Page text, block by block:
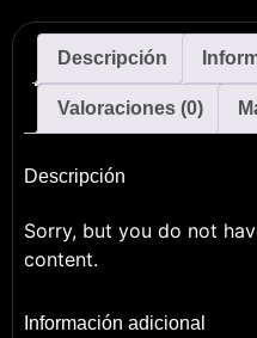
Descripción
Valoraciones (0)
Descripción
Sorry, but you do not
content.
Información adicional